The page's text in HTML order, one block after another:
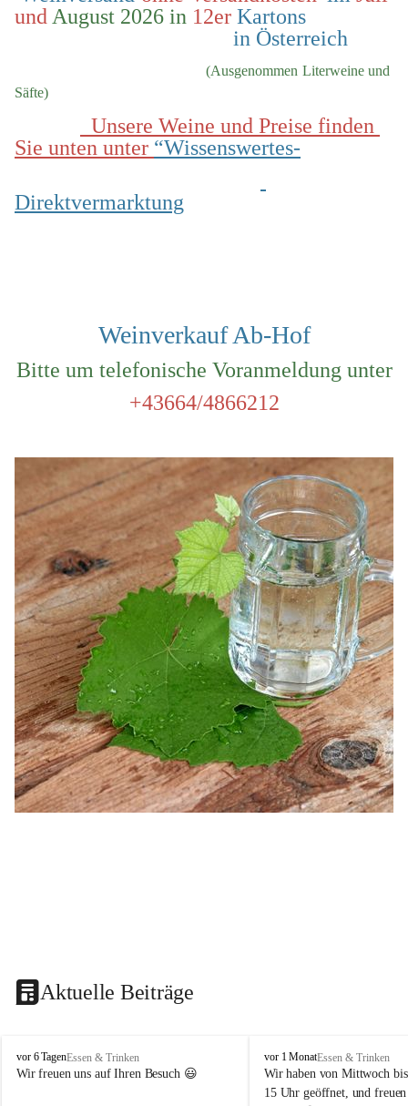
und August 2026 in 12er Kartons
                                        in Österreich
  (Ausgenommen Literweine und
Säfte)
  Unsere Weine und Preise finden
Sie unten unter “Wissenswertes-
Direktvermarktung
Weinverkauf Ab-Hof
Bitte um telefonische Voranmeldung unter
+43664/4866212
Aktuelle Beiträge
B
u
vor 6 TagenEssen & Trinken
Wir freuen uns auf Ihren Besuch 😃
B
u
s
vor 1 MonatEssen & Trinken
Wir haben von Mittwoch
15 Uhr geöffnet, und